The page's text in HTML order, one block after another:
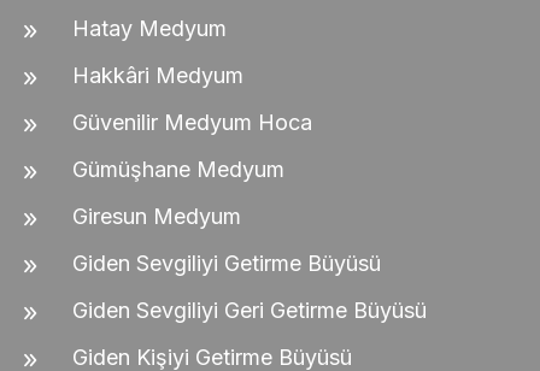
Hatay Medyum
Hakkâri Medyum
Güvenilir Medyum Hoca
Gümüşhane Medyum
Giresun Medyum
Giden Sevgiliyi Getirme Büyüsü
Giden Sevgiliyi Geri Getirme Büyüsü
Giden Kişiyi Getirme Büyüsü